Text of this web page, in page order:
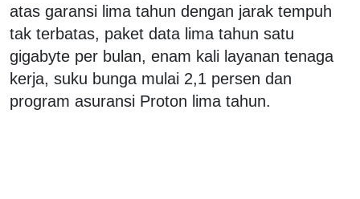
atas garansi lima tahun dengan jarak tempuh
tak terbatas, paket data lima tahun satu
gigabyte per bulan, enam kali layanan tenaga
kerja, suku bunga mulai 2,1 persen dan
program asuransi Proton lima tahun.